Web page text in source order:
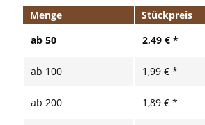
Menge
Stückpreis
ab 50 2,49 € *
ab 100 1,99 € *
ab 200 1,89 € *